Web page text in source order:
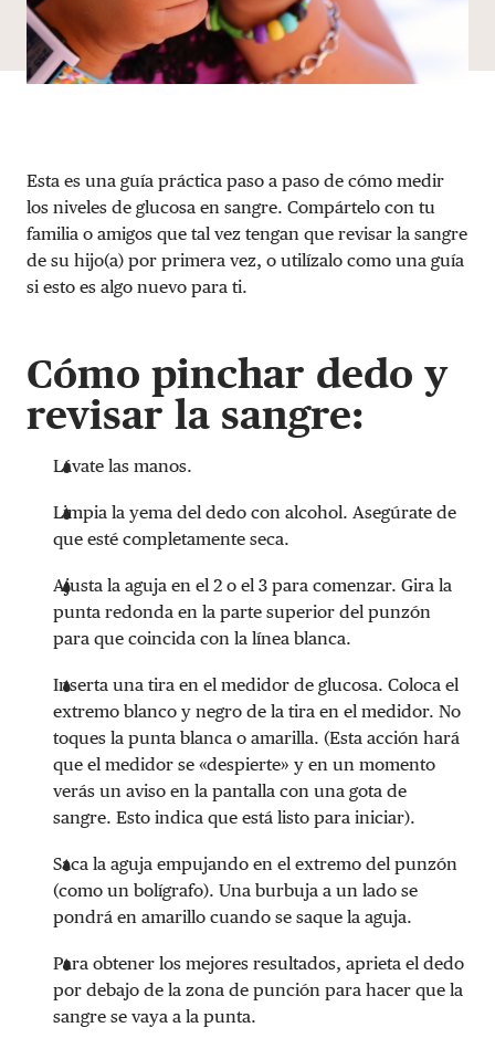
Esta es una guía práctica paso a paso de cómo medir
los niveles de glucosa en sangre. Compártelo con tu
familia o amigos que tal vez tengan que revisar la sangre
de su hijo(a) por primera vez, o utilízalo como una guía
si esto es algo nuevo para ti.
Cómo pinchar dedo y
revisar la sangre:
Lávate las manos.
Limpia la yema del dedo con alcohol. Asegúrate de
que esté completamente seca.
Ajusta la aguja en el 2 o el 3 para comenzar. Gira la
punta redonda en la parte superior del punzón
para que coincida con la línea blanca.
Inserta una tira en el medidor de glucosa. Coloca el
extremo blanco y negro de la tira en el medidor. No
toques la punta blanca o amarilla. (Esta acción hará
que el medidor se «despierte» y en un momento
verás un aviso en la pantalla con una gota de
sangre. Esto indica que está listo para iniciar).
Saca la aguja empujando en el extremo del punzón
(como un bolígrafo). Una burbuja a un lado se
pondrá en amarillo cuando se saque la aguja.
Para obtener los mejores resultados, aprieta el dedo
por debajo de la zona de punción para hacer que la
sangre se vaya a la punta.